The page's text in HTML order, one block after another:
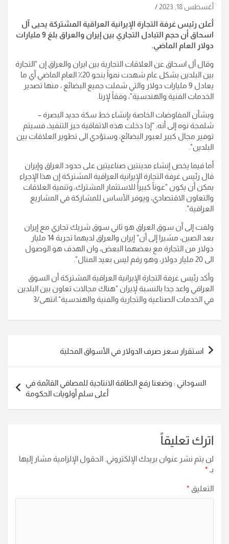
أغسطس 18, 2023
أعلن رئيس غرفة التجارة الإيرانية العراقية المشتركة يحيى آل
اسحاق أن حجم التبادل التجاري بين إيران والعراق بلغ 9 مليارات
دولار العام الماضي.
وقال آل اسحاق عن العلاقات التجارية بين ايران والعراق إن "التجارة
بين البلدين بشكل عام شهدت نمواً بنحو 20٪ العام الماضي أي ما
يعادل 9 مليارات دولار والتي شملت جميع البضائع ، منها تصدير
الخدمات الفنية والهندسية"، وفقاً لإرنا.
وبشأن المفاوضات الخاصة بإنشاء خط سكة حديد البصرة –
شلمجة نوه إلى أنه: "إذا دخلت هذه الاتفاقية حيز التنفيذ، فسيتم
توفير مجال كبير لعبور البضائع، وستؤدي الى تطوير العلاقات بين
البلدين".
أما فيما يخص إنشاء مدينتين صناعيتين على حدود العراق وإيران
قال رئيس غرفة التجارة الإيرانية العراقية المشتركة إن هذا الإجراء
يمكن أن يكون "عوناً كبيراً للاستثمار المشترك، وتنمية العلاقات
والتعاون الاقتصادي، ويوفر الأساس للمشاركة في المشاريع
العراقية".
ولفت إلى أن سوق العراق هو ثاني سوق شريك تجاري مع إيران
بعد الصين، مشيرا إلى أن" إيران والعراق لديهما تجربة 14 مليار
دولار من التجارة مع بعضهما البعض، وان الهدف هو الوصول
الى 20 مليار دولار، وهو رقم ليس بعيد المنال".
وأكد رئيس غرفة التجارة الإيرانية العراقية المشتركة أن السوق
العراقي واعد جدا بالنسبة لإيران "هناك مجالات تعاون بين البلدين
في الخدمات الصناعية والتجارية والفنية والهندسية".انتهى/3
تصفّح
المقالات
استقرار سعر صرف الدولار في الأسواق المحلية
السوداني : وضعنا رفع الطاقة الانتاجية للمصافي القائمة في
أعلى سلم أولويات الحكومة
اترك تعليقاً
لن يتم نشر عنوان بريدك الإلكتروني. الحقول الإلزامية مشار إليها
بـ *
التعليق *